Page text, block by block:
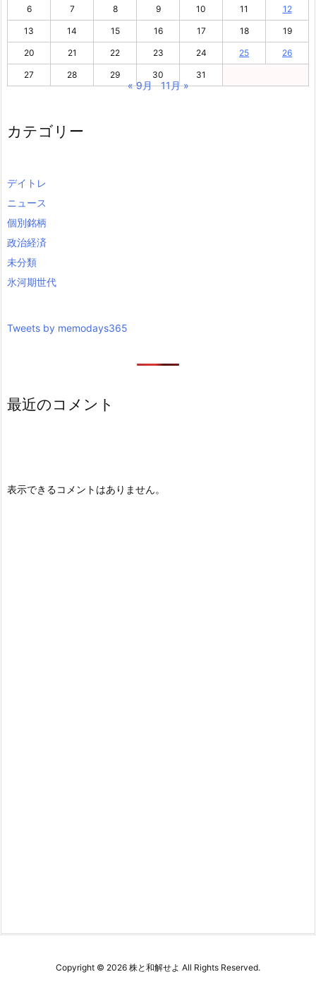
6 7 8 9 10 11 12
13 14 15 16 17 18 19
20 21 22 23 24 25 26
27 28 29 30 31
« 9月 11月 »
カテゴリー
デイトレ
ニュース
個別銘柄
政治経済
未分類
氷河期世代
Tweets by memodays365
最近のコメント
表示できるコメントはありません。
Copyright © 2026 株と和解せよ All Rights Reserved.